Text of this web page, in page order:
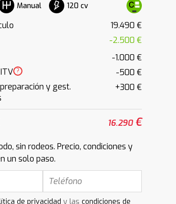
Manual 120 cv
19.490 €
-2.500 €
-1.000 €
?
-500 €
y gest.
+300 €
16.290€
sin rodeos. Precio, condiciones y
un solo paso.
de privacidad y las condiciones de